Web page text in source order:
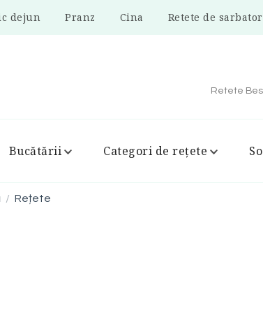
dejun Pranz Cina Retete de
Retete
Bucătării Categori de rețete
/ Rețete